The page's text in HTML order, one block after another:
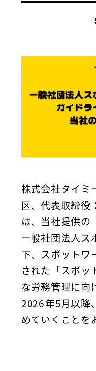
株式会社タイミ
区、代表取締役
は、当社提供の
一般社団法人ス
下、スポットワ
された「スポッ
な労務管理に向
2026年5月以降
めていくことを